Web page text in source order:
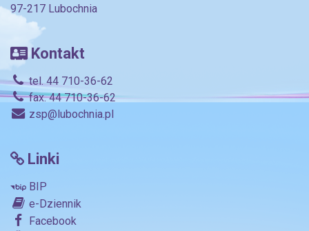
97-217 Lubochnia
Kontakt
tel. 44 710-36-62
fax. 44 710-36-62
zsp@lubochnia.pl
Linki
BIP
e-Dziennik
Facebook